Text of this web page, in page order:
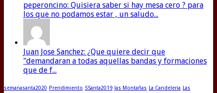
peperoncino: Quisiera saber si hay mesa cero ? para
los que no podamos estar , un saludo...
Juan Jose Sanchez: ¿Que quiere decir que
"demandaran a todas aquellas bandas y formaciones
que de f...
semanasanta2020 Prendimiento SSanta2019 las Montañas La Candeleria Las